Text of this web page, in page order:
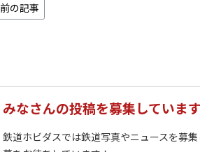
前の記事
みなさんの投稿を募集しています
鉄道ホビダスでは鉄道写真やニュースを募